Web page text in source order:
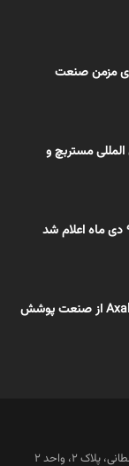
مستربچ و
اختصاصی بسپار/ بازتعریف Axalta از صنعت پوشش
2، واحد 2